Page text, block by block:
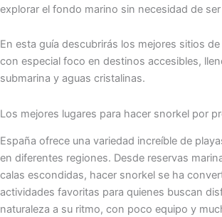
explorar el fondo marino sin necesidad de
En esta guía descubrirás los mejores sitios
con especial foco en destinos accesibles,
submarina y aguas cristalinas.
Los mejores lugares para hacer snorkel por
España ofrece una variedad increíble de
en diferentes regiones. Desde reservas
calas escondidas, hacer snorkel se ha
actividades favoritas para quienes buscan
naturaleza a su ritmo, con poco equipo y